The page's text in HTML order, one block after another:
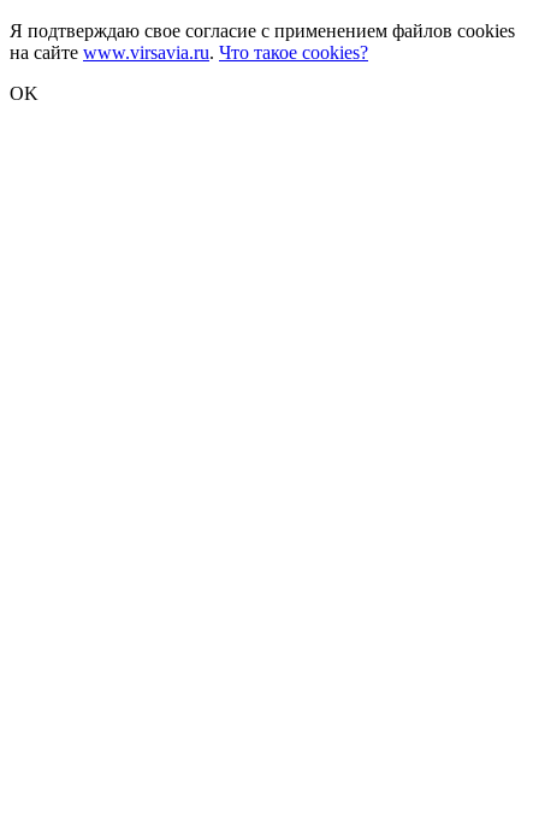
Я подтверждаю свое согласие с применением файлов cookies
на сайте www.virsavia.ru. Что такое cookies?
OK